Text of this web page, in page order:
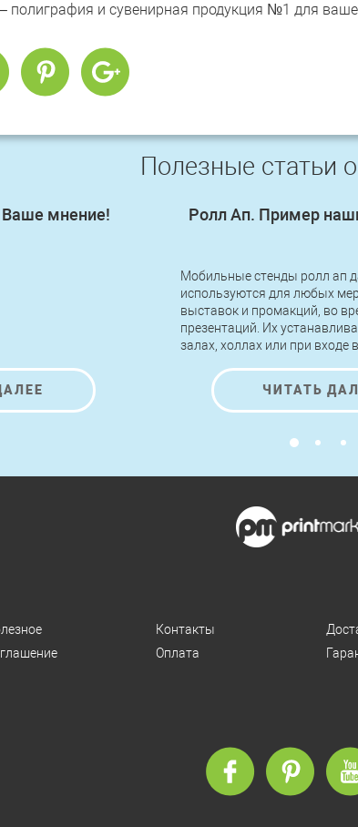
полиграфия и сувенирная продукция №1 для
Полезные статьи
мнение! Ролл Ап. Пример
Мобильные стенды ролл ап
используются для любых
выставок и промакций, во
презентаций. Их
залах, холлах или при входе
разборке, стенды roll up
передвигать, переносить и
за считанные минуты без
ЧИТАТЬ
Контакты
Оплата